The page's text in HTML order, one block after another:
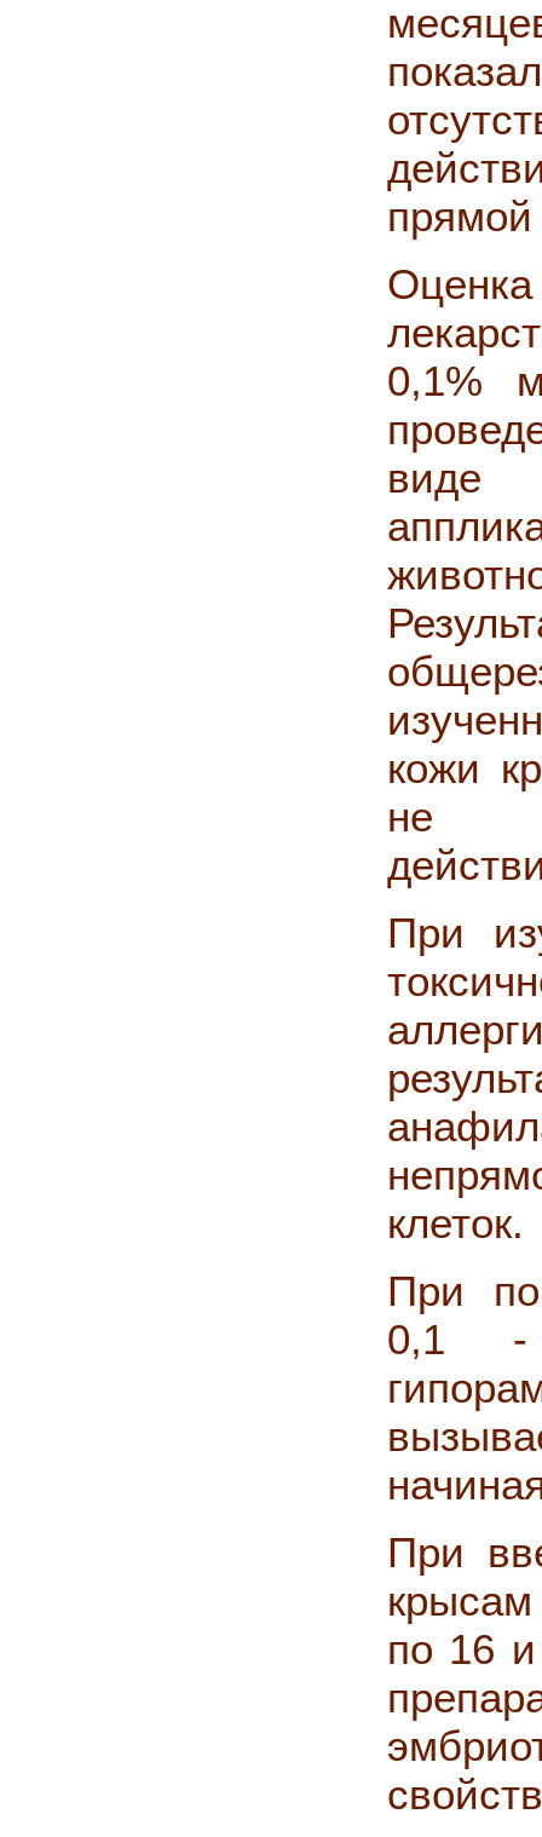
прямой
0,1%
виде
кожи
не
При
клеток.
При
0,1 -
При
по 16